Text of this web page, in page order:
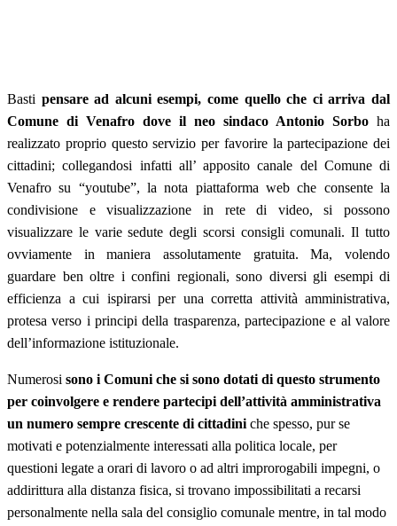
Basti pensare ad alcuni esempi, come quello che ci arriva dal
Comune di Venafro dove il neo sindaco Antonio Sorbo ha
realizzato proprio questo servizio per favorire la partecipazione dei
cittadini; collegandosi infatti all’ apposito canale del Comune di
Venafro su “youtube”, la nota piattaforma web che consente la
condivisione e visualizzazione in rete di video, si possono
visualizzare le varie sedute degli scorsi consigli comunali. Il tutto
ovviamente in maniera assolutamente gratuita. Ma, volendo
guardare ben oltre i confini regionali, sono diversi gli esempi di
efficienza a cui ispirarsi per una corretta attività amministrativa,
protesa verso i principi della trasparenza, partecipazione e al valore
dell’informazione istituzionale.
Numerosi sono i Comuni che si sono dotati di questo strumento
per coinvolgere e rendere partecipi dell’attività amministrativa
un numero sempre crescente di cittadini che spesso, pur se
motivati e potenzialmente interessati alla politica locale, per
questioni legate a orari di lavoro o ad altri improrogabili impegni, o
addirittura alla distanza fisica, si trovano impossibilitati a recarsi
personalmente nella sala del consiglio comunale mentre, in tal modo